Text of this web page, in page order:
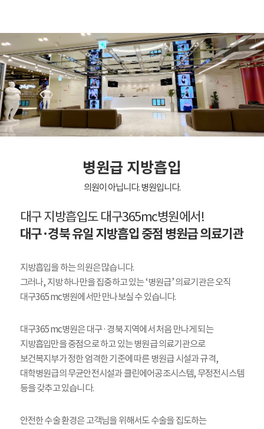
병원급 지방흡입
의원이 아닙니다. 병원입니다.
대구 지방흡입도 대구365mc병원에서!
대구·경북 유일 지방흡입 중점 병원급 의료기관
지방흡입을 하는 의원은 많습니다.
그러나, 지방 하나만을 집중하고 있는 ‘병원급’ 의료기관은 오직
대구365mc병원에서만 만나보실 수 있습니다.
대구365mc병원은 대구·경북 지역에서 처음 만나게 되는
지방흡입만을 중점으로 하고 있는 병원급 의료기관으로
보건복지부가 정한 엄격한 기준에 따른 병원급 시설과 규격,
대학병원급의 무균안전시설과 클린에어공조시스템, 무정전시스템
등을 갖추고 있습니다.
안전한 수술 환경은 고객님을 위해서도 수술을 집도하는